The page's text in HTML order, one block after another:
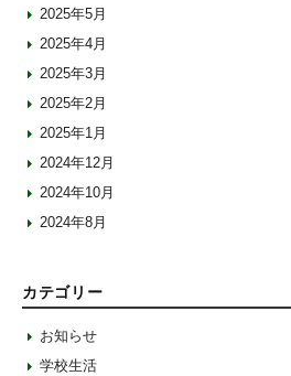
2025年5月
2025年4月
2025年3月
2025年2月
2025年1月
2024年12月
2024年10月
2024年8月
カテゴリー
お知らせ
学校生活